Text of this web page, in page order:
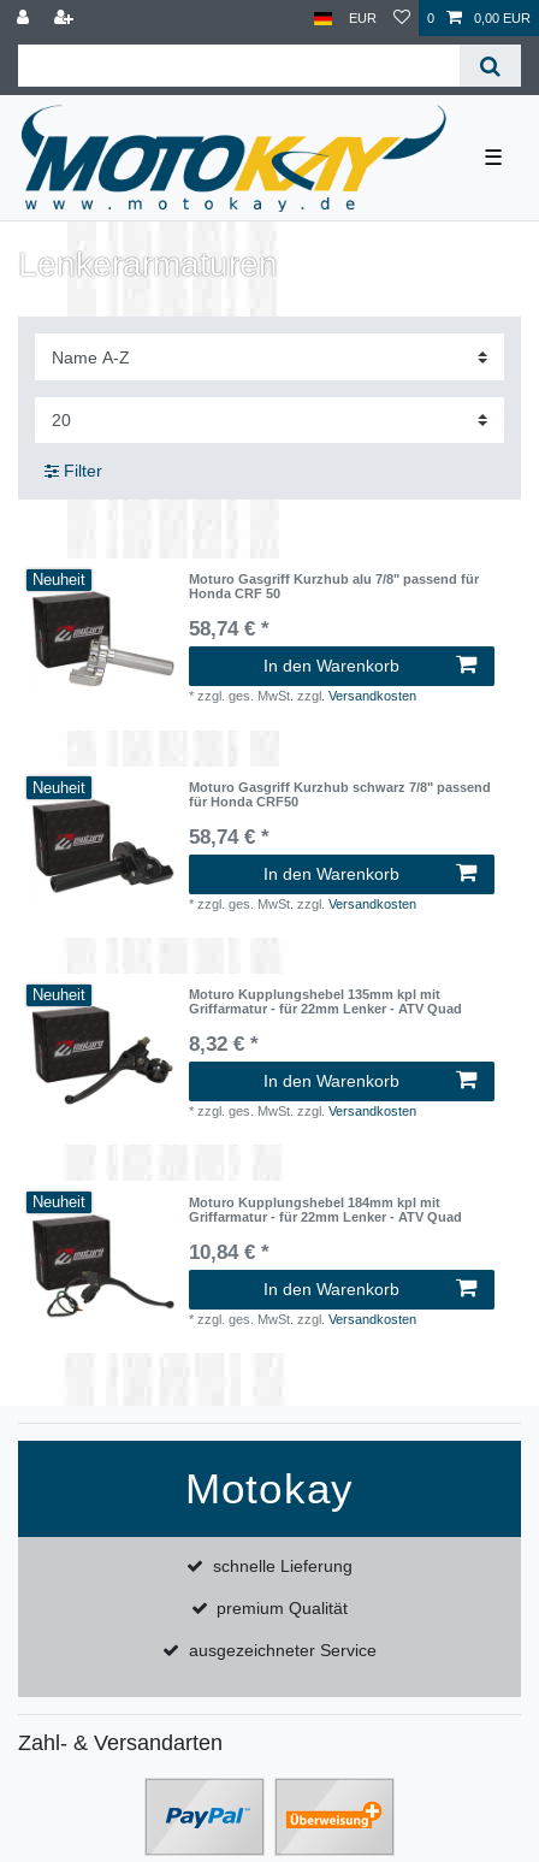
EUR 0 0,00 EUR
☰
Lenkerarmaturen
Filter
Neuheit
Moturo Gasgriff Kurzhub alu 7/8" passend für
Honda CRF 50
58,74 € *
In den Warenkorb
*zzgl. ges. MwSt. zzgl.Versandkosten
Neuheit
Moturo Gasgriff Kurzhub schwarz 7/8" passend
für Honda CRF50
58,74 € *
In den Warenkorb
*zzgl. ges. MwSt. zzgl.Versandkosten
Neuheit
Moturo Kupplungshebel 135mm kpl mit
Griffarmatur - für 22mm Lenker - ATV Quad
8,32 € *
In den Warenkorb
*zzgl. ges. MwSt. zzgl.Versandkosten
Neuheit
Moturo Kupplungshebel 184mm kpl mit
Griffarmatur - für 22mm Lenker - ATV Quad
10,84 € *
In den Warenkorb
*zzgl. ges. MwSt. zzgl.Versandkosten
Motokay
schnelle Lieferung
premium Qualität
ausgezeichneter Service
Zahl- & Versandarten